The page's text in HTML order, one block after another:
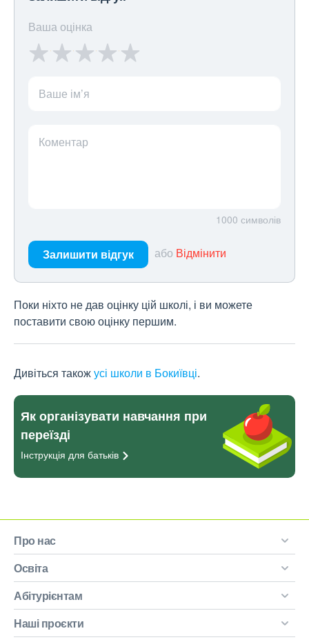
Ваша оцінка
Ваше ім’я
Коментар
1000 символів
Залишити відгук або Відмінити
Поки ніхто не дав оцінку цій школі, і ви можете
поставити свою оцінку першим.
Дивіться такожусі школи в Бокиївці.
Як організувати навчання при
переїзді
Інструкція для батьків
Про нас
Освіта
Абітурієнтам
Наші проєкти